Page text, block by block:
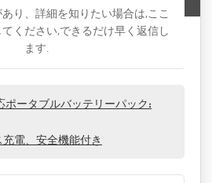
り、詳細を知りたい場合は,ここ
ください,できるだけ早く返信し
ます.
ポータブルバッテリーパック:
電、安全機能付き